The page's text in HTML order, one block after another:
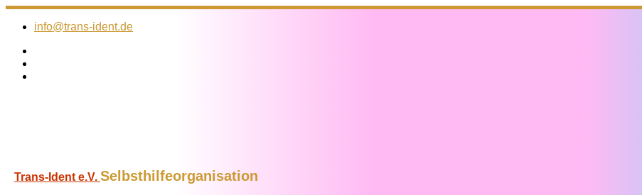
Zum
Inhalt
info@trans-ident.de
Trans-Ident e.V. Selbsthilfeorganisation